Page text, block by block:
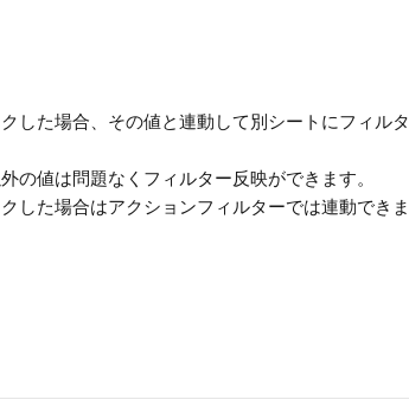
した場合、その値と連動して別シートにフィルタ
の値は問題なくフィルター反映ができます。
した場合はアクションフィルターでは連動できま
てみましたがうまくいかず質問させていただきま